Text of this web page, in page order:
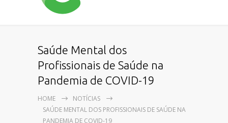
Saúde Mental dos
Profissionais de Saúde na
Pandemia de COVID-19
HOME
NOTÍCIAS
SAÚDE MENTAL DOS PROFISSIONAIS DE SAÚDE NA
PANDEMIA DE COVID-19